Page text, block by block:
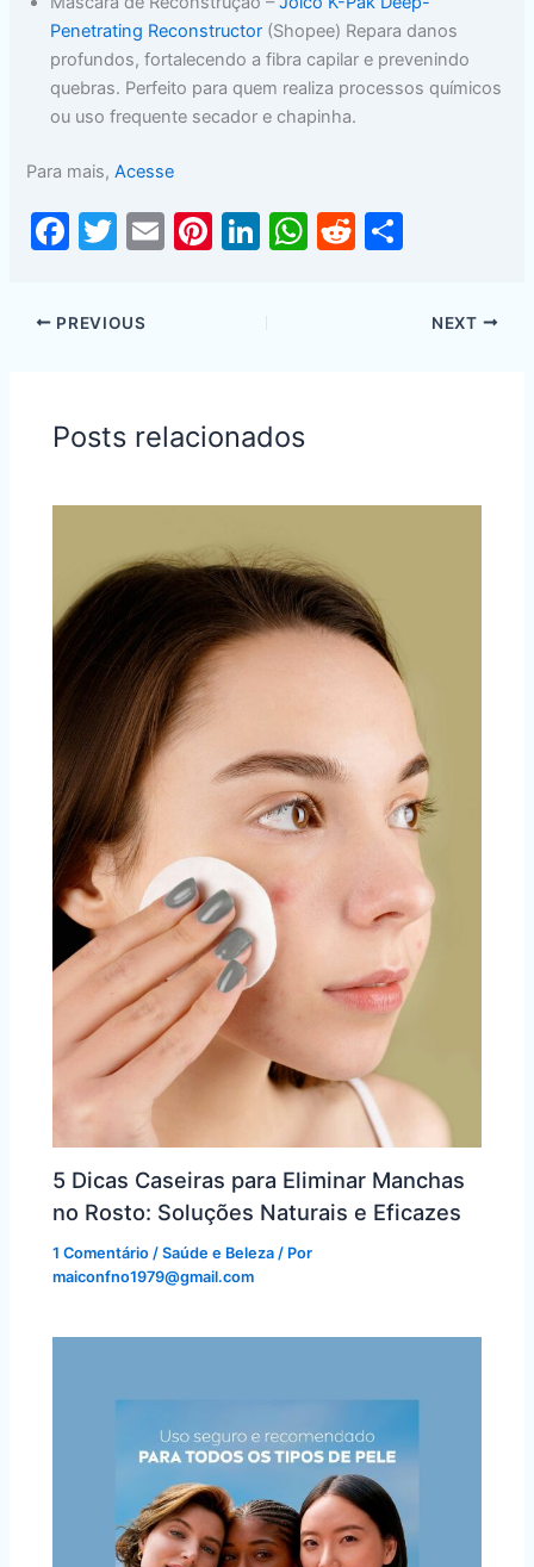
Penetrating Reconstructor (Shopee) Repara danos
profundos, fortalecendo a fibra capilar e prevenindo
quebras. Perfeito para quem realiza processos químicos
ou uso frequente secador e chapinha.
Para mais,Acesse
F
c
e
o
o
k
T
itt
er
E
Pi Li
n
W R
ar
PREVIOUS NEXT
Posts relacionados
5 Dicas Caseiras para Eliminar Manchas
no Rosto: Soluções Naturais e Eficazes
1 Comentário /Saúde e Beleza / Por
maiconfno1979@gmail.com